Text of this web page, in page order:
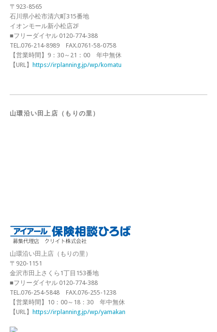
〒923-8565
石川県小松市清六町315番地
イオンモール新小松店2F
■フリーダイヤル 0120-774-388
TEL.076-214-8989 FAX.0761-58-0758
【営業時間】9：30～21：00 年中無休
【URL】 https://irplanning.jp/wp/komatu
山環沿い田上店（もりの里）
山環沿い田上店（もりの里）
〒920-1151
金沢市田上さくら1丁目153番地
■フリーダイヤル 0120-774-388
TEL.076-254-5848 FAX.076-255-1238
【営業時間】10：00～18：30 年中無休
【URL】 https://irplanning.jp/wp/yamakan